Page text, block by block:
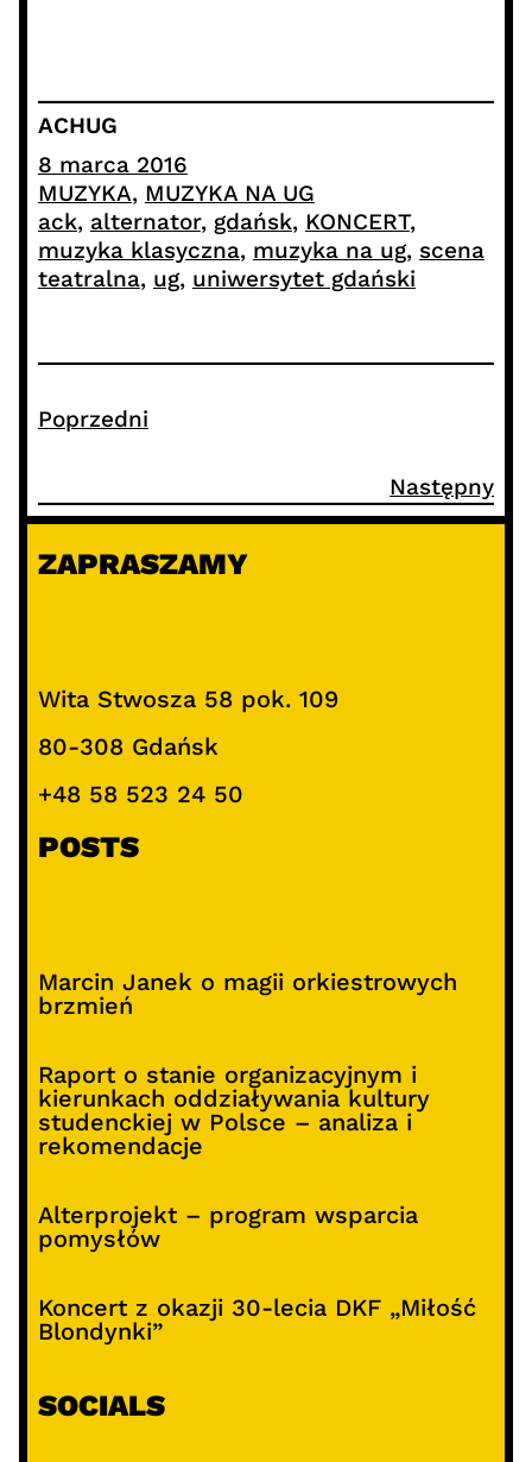
ACHUG
8 marca 2016
MUZYKA, MUZYKA NA UG
ack, alternator, gdańsk, KONCERT ,
muzyka klasyczna, muzyka na ug, scena
teatralna, ug, uniwersytet gdański
Poprzedni
Następny
ZAPRASZAMY
Wita Stwosza 58 pok. 109
80-308 Gdańsk
+48 58 523 24 50
POSTS
Marcin Janek o magii orkiestrowych
brzmień
Raport o stanie organizacyjnym i
kierunkach oddziaływania kultury
studenckiej w Polsce – analiza i
rekomendacje
Alterprojekt – program wsparcia
pomysłów
Koncert z okazji 30-lecia DKF „Miłość
Blondynki”
SOCIALS